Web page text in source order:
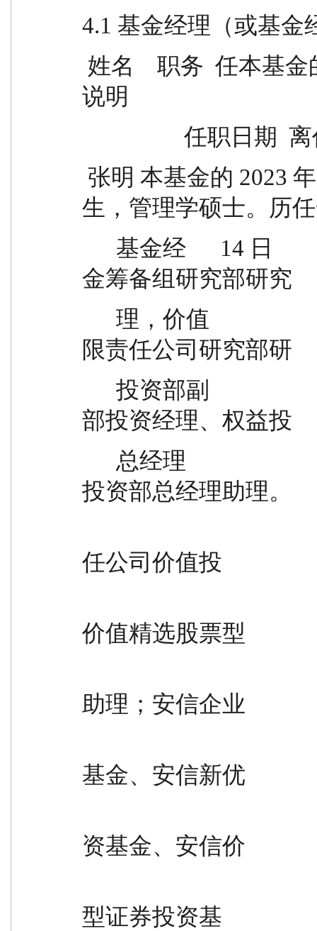
4.1 基金经理（或基金
说明
任
生，管理学硕士。历
金筹备组研究部研究
限责任公司研究部研
部投资经理、权益投
投资部总经理助理。
任公司价值投
价值精选股票型
助理；安信企业
基金、安信新优
资基金、安信价
型证券投资基